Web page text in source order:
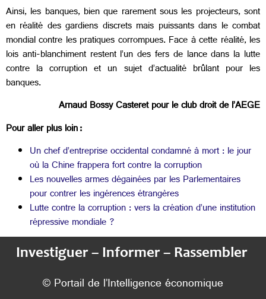
Ainsi, les banques, bien que rarement sous les projecteurs, sont
en réalité des gardiens discrets mais puissants dans le combat
mondial contre les pratiques corrompues. Face à cette réalité, les
lois anti-blanchiment restent l’un des fers de lance dans la lutte
contre la corruption et un sujet d’actualité brûlant pour les
banques.
Arnaud Bossy Casteret pour le club droit de l’AEGE
Pour aller plus loin :
Un chef d’entreprise occidental condamné à mort : le jour
où la Chine frappera fort contre la corruption
Les nouvelles armes dégainées par les Parlementaires
pour contrer les ingérences étrangères
Lutte contre la corruption : vers la création d’une institution
répressive mondiale ?
Investiguer – Informer – Rassembler
© Portail de l’Intelligence économique